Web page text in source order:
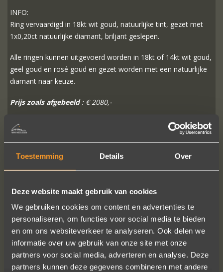
Toestemming Details Over
Deze website maakt gebruik van cookies
We gebruiken cookies om content en advertenties te
personaliseren, om functies voor social media te bieden
en om ons websiteverkeer te analyseren. Ook delen we
informatie over uw gebruik van onze site met onze
partners voor social media, adverteren en analyse. Deze
partners kunnen deze gegevens combineren met andere
INFO:
Ring vervaardigd in 18kt wit goud, natuurlijke tint, gezet met
1x0,20ct natuurlijke diamant, briljant geslepen.
Alle ringen kunnen uitgevoerd worden in 18kt of 14kt wit goud,
geel goud en rosé goud en gezet worden met een natuurlijke
diamant naar keuze.
Prijs zoals afgebeeld: € 2080,-
MEER INFO BESTELLEN?
VOLG ONS OP SOCIALE MEDIA